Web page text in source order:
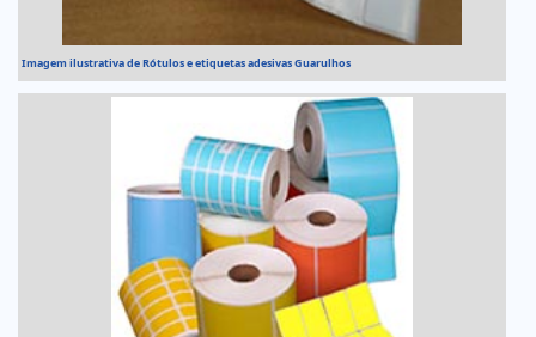
Imagem ilustrativa de Rótulos e etiquetas adesivas Guarulhos